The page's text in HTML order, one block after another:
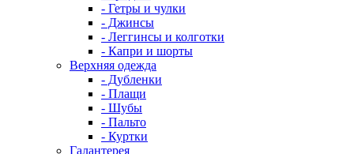
- Гетры и чулки
- Джинсы
- Леггинсы и колготки
- Капри и шорты
Верхняя одежда
- Дубленки
- Плащи
- Шубы
- Пальто
- Куртки
Галантерея